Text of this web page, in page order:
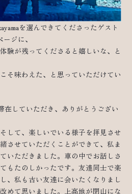
を選んできてくださったゲスト
ジに、
験が残ってくださると嬉しいな、と
そ味わえた、と思っていただけてい
在していただき、ありがとうござい
して、楽しいでいる様子を拝見させ
させていただくことができて、私ま
いただきました。車の中でお話しさ
もたのしかったです。友達同士で楽
、私も古い友達に会いたくなりまし
めて思いました。上高地が閉山にな